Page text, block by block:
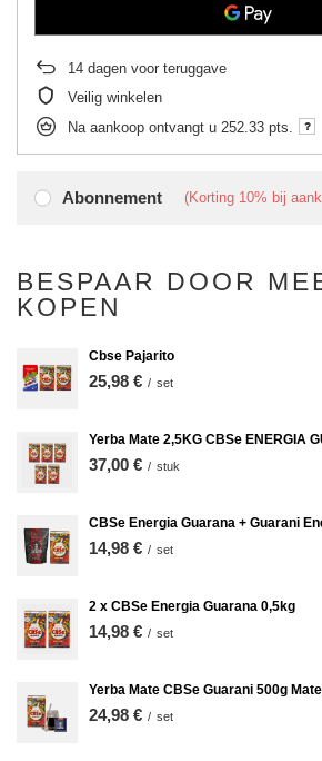
Abonnement (Korting 10% bij
14 dagen voor teruggave
Veilig winkelen
Na aankoop ontvangt u 252.33 pts.
BESPAAR DOOR
KOPEN
Cbse Pajarito
25,98 € / set
Yerba Mate 2,5KG CBSe ENERGIA
37,00 € / stuk
CBSe Energia Guarana + Guarani
14,98 € / set
2 x CBSe Energia Guarana 0,5kg
14,98 € / set
Yerba Mate CBSe Guarani 500g
24,98 € / set